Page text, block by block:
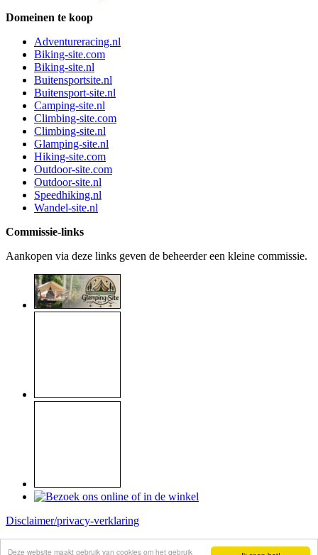
Deze website maakt gebruik van cookies om het gebruik
Domeinen te koop
Adventureracing.nl
Biking-site.com
Biking-site.nl
Buitensportsite.nl
Buitensport-site.nl
Camping-site.nl
Climbing-site.com
Climbing-site.nl
Glamping-site.nl
Hiking-site.com
Outdoor-site.com
Outdoor-site.nl
Speedhiking.nl
Wandel-site.nl
Commissie-links
Aankopen via deze links geven de beheerder een kleine commissie.
Disclaimer/privacy-verklaring